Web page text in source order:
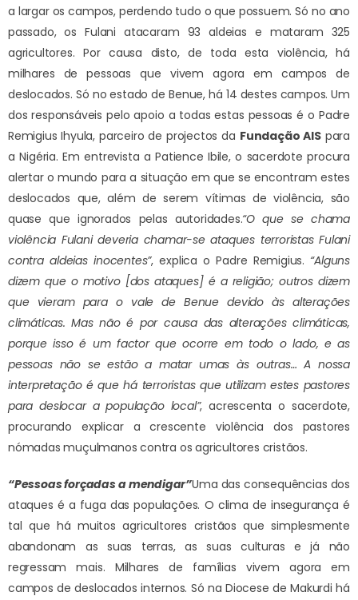
a largar os campos, perdendo tudo o que possuem. Só no ano
passado, os Fulani atacaram 93 aldeias e mataram 325
agricultores. Por causa disto, de toda esta violência, há
milhares de pessoas que vivem agora em campos de
deslocados. Só no estado de Benue, há 14 destes campos. Um
dos responsáveis pelo apoio a todas estas pessoas é o Padre
Remigius Ihyula, parceiro de projectos da Fundação AISpara
a Nigéria. Em entrevista a Patience Ibile, o sacerdote procura
alertar o mundo para a situação em que se encontram estes
deslocados que, além de serem vítimas de violência, são
quase que ignorados pelas autoridades.“O que se chama
violência Fulani deveria chamar-se ataques terroristas Fulani
contra aldeias inocentes”, explica o Padre Remigius. “Alguns
dizem que o motivo [dos ataques] é a religião; outros dizem
que vieram para o vale de Benue devido às alterações
climáticas. Mas não é por causa das alterações climáticas,
porque isso é um factor que ocorre em todo o lado, e as
pessoas não se estão a matar umas às outras… A nossa
interpretação é que há terroristas que utilizam estes pastores
para deslocar a população local”, acrescenta o sacerdote,
procurando explicar a crescente violência dos pastores
nómadas muçulmanos contra os agricultores cristãos.
“Pessoas forçadas a mendigar”Uma das consequências dos
ataques é a fuga das populações. O clima de insegurança é
tal que há muitos agricultores cristãos que simplesmente
abandonam as suas terras, as suas culturas e já não
regressam mais. Milhares de famílias vivem agora em
campos de deslocados internos. Só na Diocese de Makurdi há